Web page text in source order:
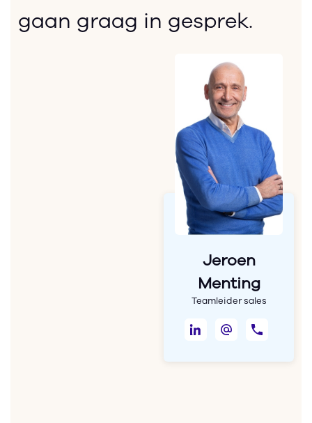
gaan graag in gesprek.
Jeroen
Menting
Teamleider sales